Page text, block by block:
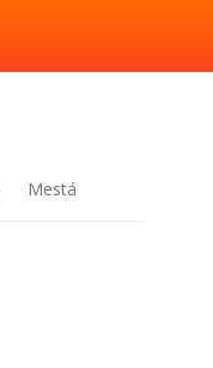
Mestá